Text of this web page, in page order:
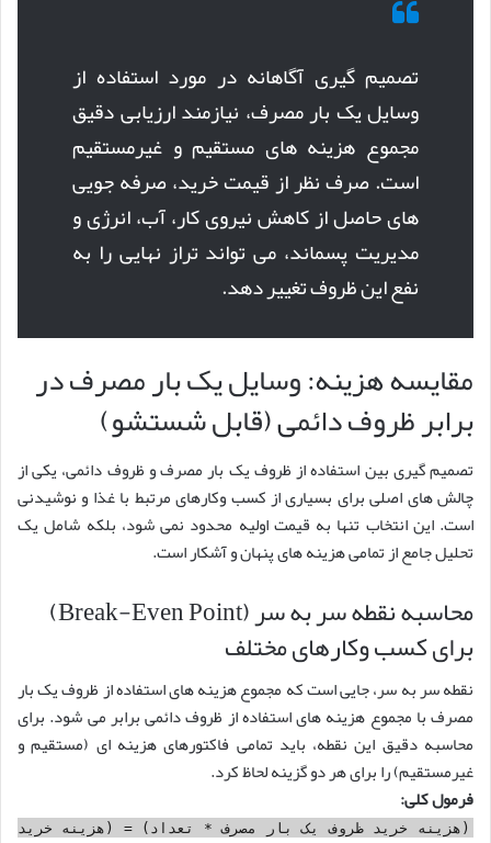
تصمیم گیری آگاهانه در مورد استفاده از
وسایل یک بار مصرف، نیازمند ارزیابی دقیق
مجموع هزینه های مستقیم و غیرمستقیم
است. صرف نظر از قیمت خرید، صرفه جویی
های حاصل از کاهش نیروی کار، آب، انرژی و
مدیریت پسماند، می تواند تراز نهایی را به
نفع این ظروف تغییر دهد.
مقایسه هزینه: وسایل یک بار مصرف در
برابر ظروف دائمی (قابل شستشو)
تصمیم گیری بین استفاده از ظروف یک بار مصرف و ظروف دائمی، یکی از
چالش های اصلی برای بسیاری از کسب وکارهای مرتبط با غذا و نوشیدنی
است. این انتخاب تنها به قیمت اولیه محدود نمی شود، بلکه شامل یک
تحلیل جامع از تمامی هزینه های پنهان و آشکار است.
محاسبه نقطه سر به سر (Break-Even Point)
برای کسب وکارهای مختلف
نقطه سر به سر، جایی است که مجموع هزینه های استفاده از ظروف یک بار
مصرف با مجموع هزینه های استفاده از ظروف دائمی برابر می شود. برای
محاسبه دقیق این نقطه، باید تمامی فاکتورهای هزینه ای (مستقیم و
غیرمستقیم) را برای هر دو گزینه لحاظ کرد.
فرمول کلی:
(هزینه خرید ظروف یک بار مصرف * تعداد) = (هزینه خرید